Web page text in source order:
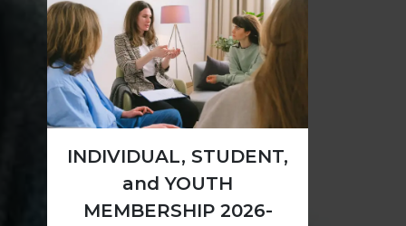
INDIVIDUAL, STUDENT,
and YOUTH
MEMBERSHIP 2026-